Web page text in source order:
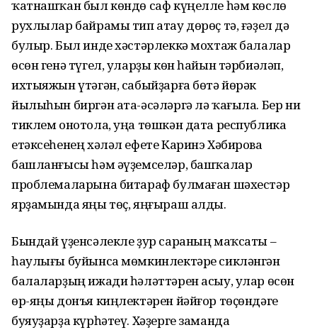
ҡатнашҡан был көндө саф күңелле һәм көслө
рухлылар байрамы тип атау дөрөҫ тә, ғәҙел дә
булыр. Был инде хәстәрлеккә мохтаж балалар
өсөн генә түгел, уларҙы көн һайын тәрбиәләп,
ихтыяжын үтәгән, сабыйҙарға бөтә йөрәк
йылыһын биргән ата-әсәләргә лә ҡағыла. Бер ни
тиклем онотола, уңа төшкән дата республика
етәксеһенең хәләл ефете Каринэ Хәбирова
башланғысы һәм әүҙемселәр, башҡалар
проблемаларына битараф булмаған шәхестәр
ярҙамында яңы төҫ, яңғыраш алды.
Бындай үҙенсәлекле ҙур сараның маҡсаты –
һаулығы буйынса мөмкинлектәре сикләнгән
балаларҙың ижади һәләттәрен асыу, улар өсөн
өр-яңы донъя киңлектәрен йәйғор төҫөндәге
буяуҙарҙа күрһәтеү. Хәҙерге заманда